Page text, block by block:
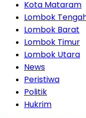
Kota Mataram
Lombok
Lombok Barat
Lombok Timur
Lombok Utara
News
Peristiwa
Politik
Hukrim